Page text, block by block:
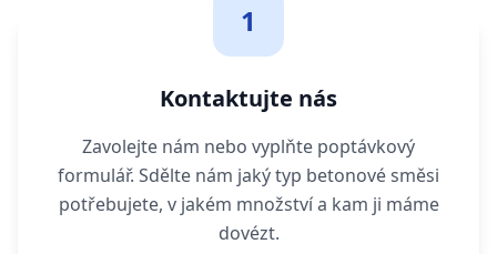
1
Kontaktujte nás
Zavolejte nám nebo vyplňte poptávkový
formulář. Sdělte nám jaký typ betonové směsi
potřebujete, v jakém množství a kam ji máme
dovézt.